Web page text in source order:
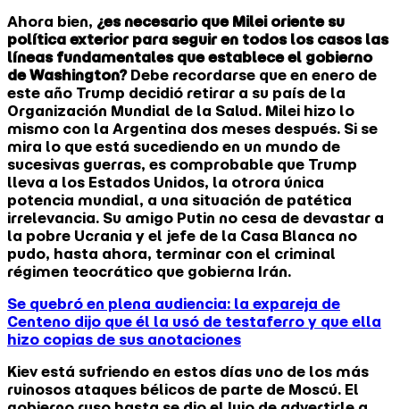
Ahora bien, ¿es necesario que Milei oriente su
política exterior para seguir en todos los casos las
líneas fundamentales que establece el gobierno
de Washington?Debe recordarse que en enero de
este año Trump decidió retirar a su país de la
Organización Mundial de la Salud. Milei hizo lo
mismo con la Argentina dos meses después. Si se
mira lo que está sucediendo en un mundo de
sucesivas guerras, es comprobable que Trump
lleva a los Estados Unidos, la otrora única
potencia mundial, a una situación de patética
irrelevancia. Su amigo Putin no cesa de devastar a
la pobre Ucrania y el jefe de la Casa Blanca no
pudo, hasta ahora, terminar con el criminal
régimen teocrático que gobierna Irán.
Se quebró en plena audiencia: la expareja de
Centeno dijo que él la usó de testaferro y que ella
hizo copias de sus anotaciones
Kiev está sufriendo en estos días uno de los más
ruinosos ataques bélicos de parte de Moscú. El